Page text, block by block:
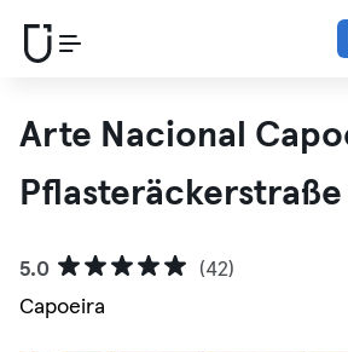
Arte Nacional
Pflasteräckerstraße
5.0
(42)
Capoeira